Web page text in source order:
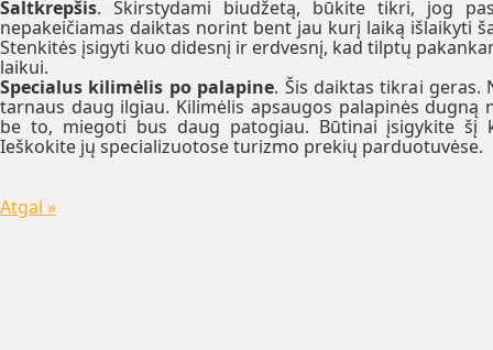
Šaltkrepšis. Skirstydami biudžetą, būkite tikri, jog
nepakeičiamas daiktas norint bent jau kurį laiką išlaikyti
Stenkitės įsigyti kuo didesnį ir erdvesnį, kad tilptų
laikui.
Specialus kilimėlis po palapine. Šis daiktas tikrai geras.
tarnaus daug ilgiau. Kilimėlis apsaugos palapinės dugną
be to, miegoti bus daug patogiau. Būtinai įsigykite šį
Ieškokite jų specializuotose turizmo prekių parduotuvėse.
Atgal »